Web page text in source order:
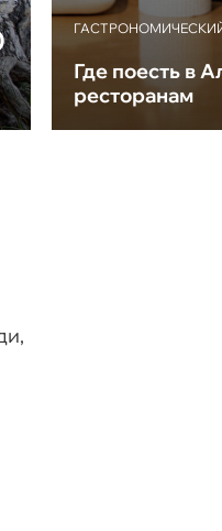
Где поесть в
ресторанам